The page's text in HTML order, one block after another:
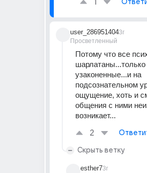
1
user_286951404
Просветленный
3г
Потому что все
шарлатаны...только
узаконенные...и на
подсознательном
ощущение, хоть и
общения с ними
возникает...
2
Скрыть ветку
esther73г